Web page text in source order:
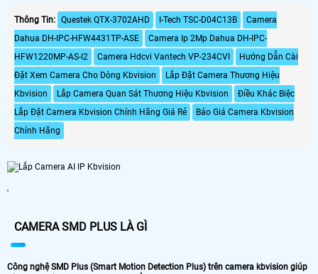
Thông Tin: Questek QTX-3702AHD I-Tech TSC-D04C13B
Camera
Dahua DH-IPC-HFW4431TP-ASE
Camera Ip 2Mp Dahua DH-IPC-
HFW1220MP-AS-I2
Camera Hdcvi Vantech VP-234CVI
Hướng Dẫn Cài
Đặt Xem Camera Cho Dòng Kbvision
Lắp Đặt Camera Thương Hiệu
Kbvision
Lắp Camera Quan Sát Thương Hiệu Kbvision
Điều Khác Biệc
Lắp Đặt Camera Kbvision Chính Hãng Giá Rẻ
Báo Giá Camera Kbvision
Chính Hãng
'
CAMERA SMD PLUS LÀ GÌ
Công nghệ SMD Plus (Smart Motion Detection Plus) trên camera kbvision giúp